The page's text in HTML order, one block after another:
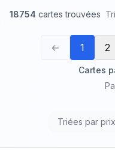
18754 cartes trouvées
← 1 2
Cartes
Triées par